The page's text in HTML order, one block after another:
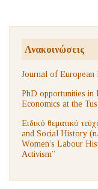
Ανακοινώσεις
Journal of European
PhD opportunities in
Economics at the
Ειδικό θεματικό
and Social History
Women’s Labour
Activism”